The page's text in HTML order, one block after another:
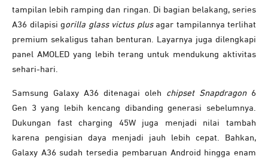
tampilan lebih ramping dan ringan. Di bagian belakang, series
A36 dilapisi gorilla glass victus plusagar tampilannya terlihat
premium sekaligus tahan benturan.
Layarnya juga dilengkapi
panel AMOLED yang lebih terang untuk mendukung aktivitas
sehari-hari.
Samsung Galaxy A36 d itenagai oleh chipset Snapdragon6
Gen 3 yang lebih kencang dibanding generasi sebelumnya.
Dukungan fast charging 45W juga menjadi nilai tambah
karena pengisian daya menjadi jauh lebih cepat. Bahkan,
Galaxy A36 sudah tersedia pembaruan Android hingga enam